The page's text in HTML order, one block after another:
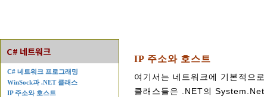
C# 네트워크
C# 네트워크 프로그래밍
WinSock과 .NET 클래스
IP 주소와 호스트
IP 주소와 호스트
여기서는 네트워크에 기본적으
클래스들은 .NET의